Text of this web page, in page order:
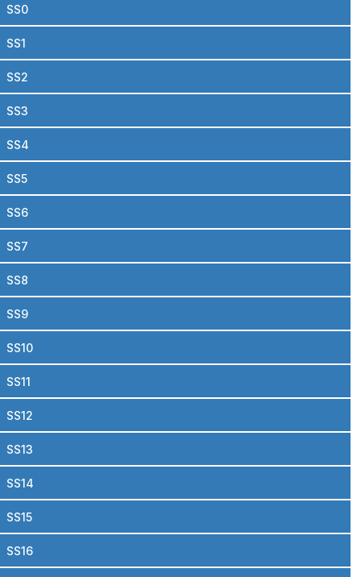
SS0
SS1
SS2
SS3
SS4
SS5
SS6
SS7
SS8
SS9
SS10
SS11
SS12
SS13
SS14
SS15
SS16